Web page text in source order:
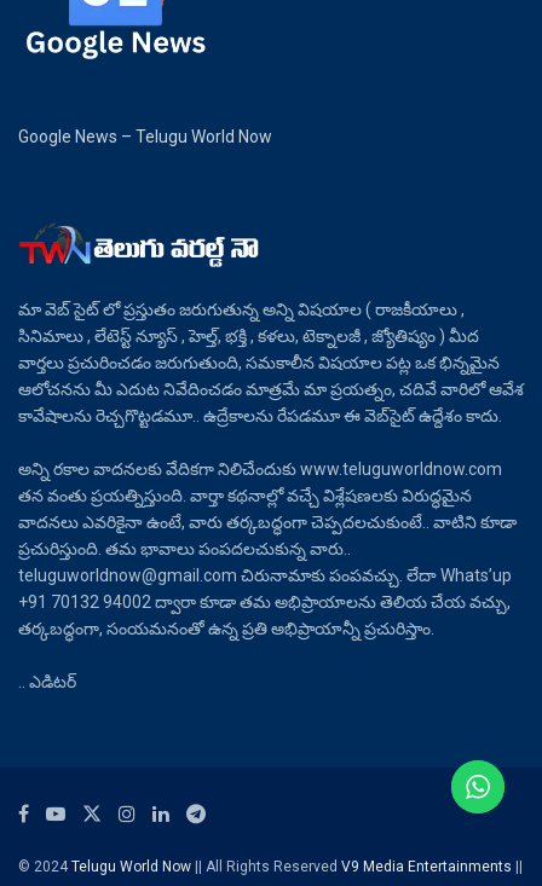
Google News – Telugu World Now
మా వెబ్ సైట్ లో ప్రస్తుతం జరుగుతున్న అన్ని విషయాల ( రాజకీయాలు ,
సినిమాలు , లేటెస్ట్ న్యూస్ , హెల్త్, భక్తి , కళలు, టెక్నాలజీ , జ్యోతిష్యం ) మీద
వార్తలు ప్రచురించడం జరుగుతుంది, సమకాలీన విషయాల పట్ల ఒక భిన్నమైన
ఆలోచనను మీ ఎదుట నివేదించడం మాత్రమే మా ప్రయత్నం, చదివే వారిలో ఆవేశ
కావేషాలను రెచ్చగొట్టడమూ.. ఉద్రేకాలను రేపడమూ ఈ వెబ్‌సైట్ ఉద్దేశం కాదు.
అన్ని రకాల వాదనలకు వేదికగా నిలిచేందుకు www.teluguworldnow.com
తన వంతు ప్రయత్నిస్తుంది. వార్తా కథనాల్లో వచ్చే విశ్లేషణలకు విరుద్ధమైన
వాదనలు ఎవరికైనా ఉంటే, వారు తర్కబద్ధంగా చెప్పదలచుకుంటే.. వాటిని కూడా
ప్రచురిస్తుంది. తమ భావాలు పంపదలచుకున్న వారు..
teluguworldnow@gmail.com చిరునామాకు పంపవచ్చు. లేదా Whats’up
+91 70132 94002 ద్వారా కూడా తమ అభిప్రాయాలను తెలియ చేయ వచ్చు,
తర్కబద్ధంగా, సంయమనంతో ఉన్న ప్రతి అభిప్రాయాన్నీ ప్రచురిస్తాం.
.. ఎడిటర్
© 2024Telugu World Now || All Rights Reserved V9 Media Entertainments